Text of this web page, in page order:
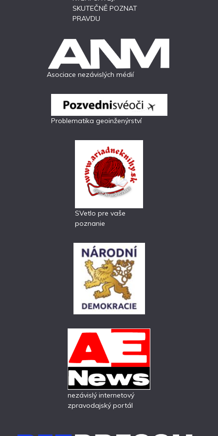
SKUTEČNĚ POZNAT
PRAVDU
Asociace nezávislých médií
Problematika geoinženýrství
SVetlo pre vaše
poznanie
nezávislý internetový
zpravodajský portál